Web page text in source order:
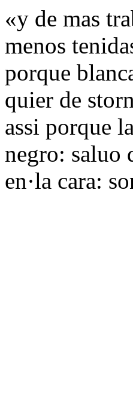
«y de mas
menos
porque
quier de
assi porque
negro: saluo
en·la cara: